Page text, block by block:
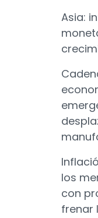
Asia:
los
con
frenar